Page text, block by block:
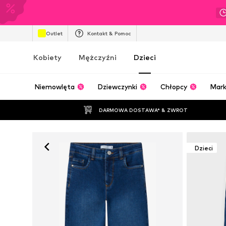
Outlet Kontakt & Pomoc
Kobiety Mężczyźni Dzieci
Niemowlęta Dziewczynki Chłopcy
DARMOWA DOSTAWA* & ZWROT
Dzieci